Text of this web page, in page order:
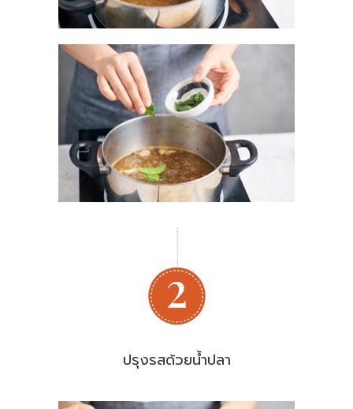
ปรุงรสด้วยน้ำปลา